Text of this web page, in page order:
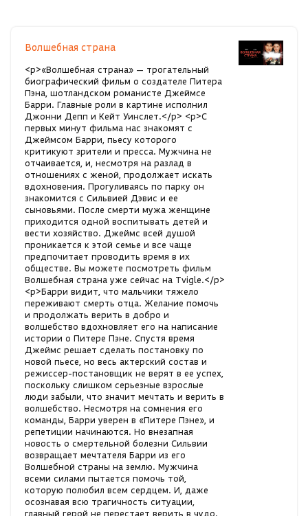
Волшебная страна
<p>«Волшебная страна» — трогательный
биографический фильм о создателе Питера
Пэна, шотландском романисте Джеймсе
Барри. Главные роли в картине исполнил
Джонни Депп и Кейт Уинслет.</p> <p>С
первых минут фильма нас знакомят с
Джеймсом Барри, пьесу которого
критикуют зрители и пресса. Мужчина не
отчаивается, и, несмотря на разлад в
отношениях с женой, продолжает искать
вдохновения. Прогуливаясь по парку он
знакомится с Сильвией Дэвис и ее
сыновьями. После смерти мужа женщине
приходится одной воспитывать детей и
вести хозяйство. Джеймс всей душой
проникается к этой семье и все чаще
предпочитает проводить время в их
обществе. Вы можете посмотреть фильм
Волшебная страна уже сейчас на Tvigle.</p>
<p>Барри видит, что мальчики тяжело
переживают смерть отца. Желание помочь
и продолжать верить в добро и
волшебство вдохновляет его на написание
истории о Питере Пэне. Спустя время
Джеймс решает сделать постановку по
новой пьесе, но весь актерский состав и
режиссер-постановщик не верят в ее успех,
поскольку слишком серьезные взрослые
люди забыли, что значит мечтать и верить в
волшебство. Несмотря на сомнения его
команды, Барри уверен в «Питере Пэне», и
репетиции начинаются. Но внезапная
новость о смертельной болезни Сильвии
возвращает мечтателя Барри из его
Волшебной страны на землю. Мужчина
всеми силами пытается помочь той,
которую полюбил всем сердцем. И, даже
осознавая всю трагичность ситуации,
главный герой не перестает верить в чудо.